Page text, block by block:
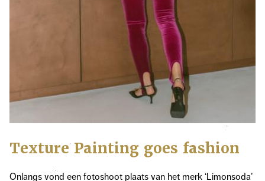
Texture Painting goes fashion
Onlangs vond een fotoshoot plaats van het merk ‘Limonsoda’